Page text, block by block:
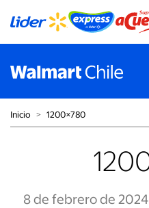
Inicio ˃ 1200×780
8 de febrero de 2024